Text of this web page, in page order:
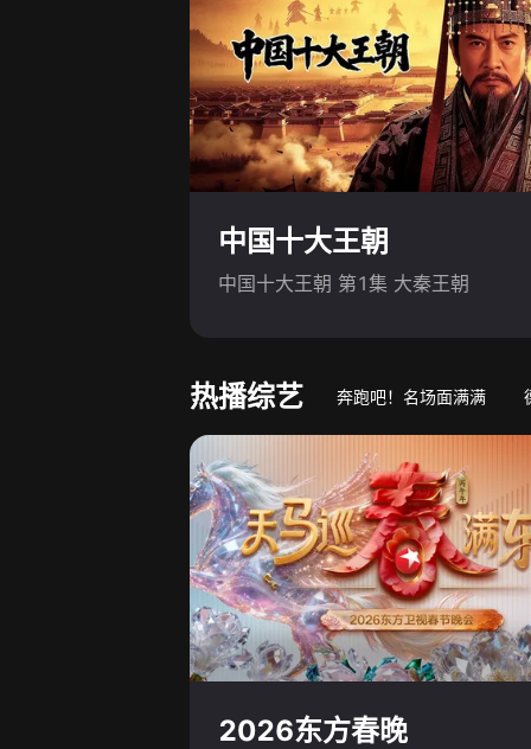
中国十大王朝
中国十大王朝 第1集 大秦王朝
热播综艺 奔跑吧！名场面满满
2026东方春晚